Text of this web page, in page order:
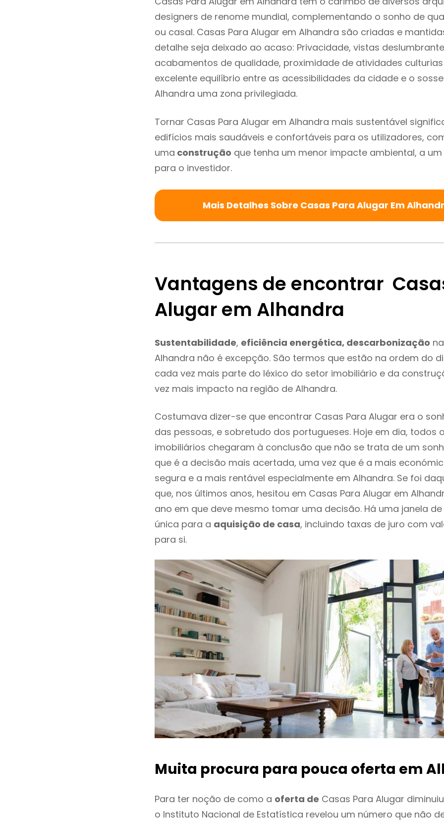
designers de renome mundial, complementando o sonho de
ou casal. Casas Para Alugar em Alhandra são criadas e
detalhe seja deixado ao acaso: Privacidade, vistas
acabamentos de qualidade, proximidade de atividades
excelente equilíbrio entre as acessibilidades da cidade e o
Alhandra uma zona privilegiada.
Tornar Casas Para Alugar em Alhandra mais sustentável
edifícios mais saudáveis e confortáveis para os utilizadores,
uma construção que tenha um menor impacte ambiental, a
para o investidor.
Mais Detalhes Sobre Casas Para Alugar Em
Vantagens de encontrar
Alugar em Alhandra
Sustentabilidade, eficiência energética, descarbonização
Alhandra não é excepção. São termos que estão na ordem do
cada vez mais parte do léxico do setor imobiliário e da
vez mais impacto na região de Alhandra.
Costumava dizer-se que encontrar Casas Para Alugar era o
das pessoas, e sobretudo dos portugueses. Hoje em dia, todos
imobiliários chegaram à conclusão que não se trata de um
que é a decisão mais acertada, uma vez que é a mais
segura e a mais rentável especialmente em Alhandra. Se foi
que, nos últimos anos, hesitou em Casas Para Alugar em
ano em que deve mesmo tomar uma decisão. Há uma janela
única para a aquisição de casa, incluindo taxas de juro com
para si.
Muita procura para pouca oferta em
Para ter noção de como a oferta de Casas Para Alugar
o Instituto Nacional de Estatística revelou um número que não